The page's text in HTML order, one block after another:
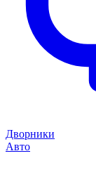
Дворники
Авто